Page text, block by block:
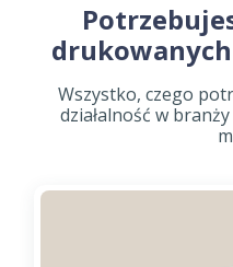
Wszystko, czego
działalność w